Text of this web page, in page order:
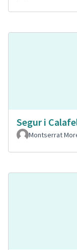
Segur i
Montserrat